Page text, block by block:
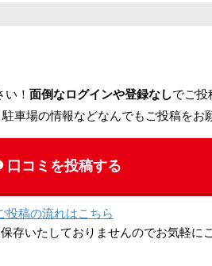
！ 面倒なログインや登録なしでご投
車場の情報などなんでもご投稿をお
口コミを投稿する
投稿の流れはこちら
存いたしておりませんのでお気軽に